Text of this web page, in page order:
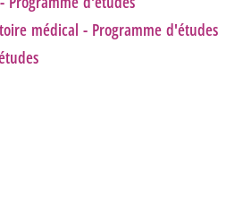
médical - Programme d'études